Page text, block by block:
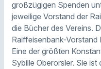
großzügigen Spenden
jeweilige Vorstand der
die Bücher des Vereins.
Raiffeisenbank-Vorstand
Eine der größten
Sybille Oberorsler. Sie ist